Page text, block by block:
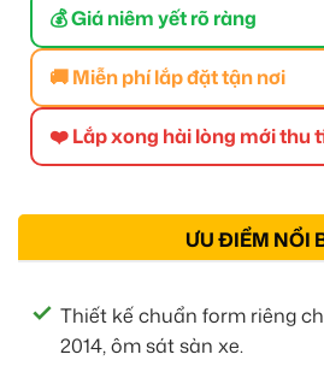
💰 Giá niêm yết rõ ràng
🚚 Miễn phí lắp đặt tận nơi
❤️ Lắp xong hài lòng mới thu
ƯU ĐIỂM NỔI
Thiết kế chuẩn form riêng
2014, ôm sát sàn xe.